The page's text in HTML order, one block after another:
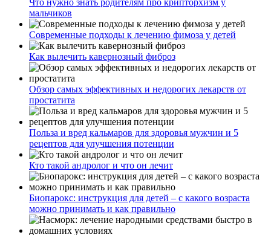
мальчиков
Современные подходы к лечению фимоза у детей
Как вылечить кавернозный фиброз
Обзор самых эффективных и недорогих лекарств от
простатита
Польза и вред кальмаров для здоровья мужчин и 5
рецептов для улучшения потенции
Кто такой андролог и что он лечит
Биопарокс: инструкция для детей – с какого возраста
можно принимать и как правильно